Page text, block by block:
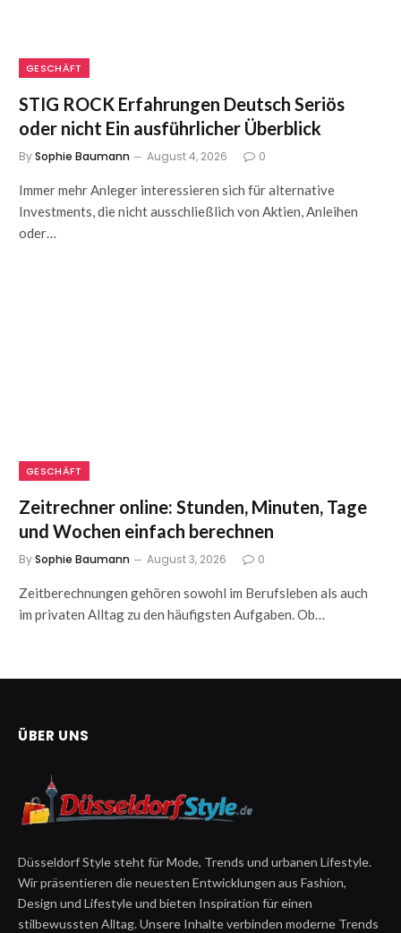
GESCHÄFT
STIG ROCK Erfahrungen Deutsch Seriös
oder nicht Ein ausführlicher Überblick
BySophie Baumann August 4, 2026 0
Immer mehr Anleger interessieren sich für alternative
Investments, die nicht ausschließlich von Aktien, Anleihen
oder…
GESCHÄFT
Zeitrechner online: Stunden, Minuten, Tage
und Wochen einfach berechnen
BySophie Baumann August 3, 2026 0
Zeitberechnungen gehören sowohl im Berufsleben als auch
im privaten Alltag zu den häufigsten Aufgaben. Ob…
ÜBER UNS
Düsseldorf Style steht für Mode, Trends und urbanen Lifestyle.
Wir präsentieren die neuesten Entwicklungen aus Fashion,
Design und Lifestyle und bieten Inspiration für einen
stilbewussten Alltag. Unsere Inhalte verbinden moderne Trends